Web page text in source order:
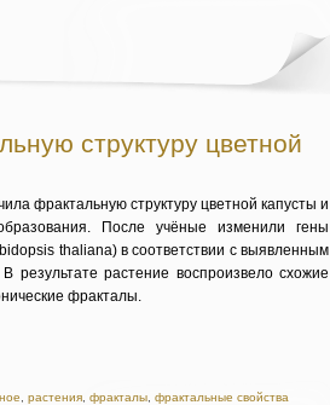
структуру цветной
фрактальную структуру цветной капусты и
После учёные изменили гены
thaliana) в соответствии с выявленным
результате растение воспроизвело схожие
фракталы.
растения фракталы фрактальные свойства